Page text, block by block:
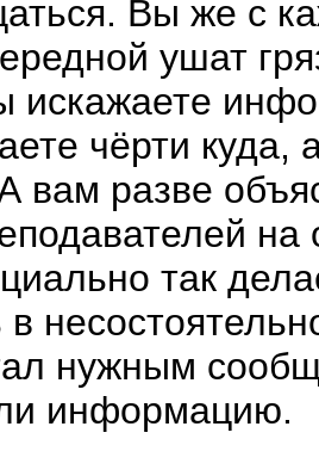
Вы же с
ушат
искажаете
чёрти куда,
вам разве
так
в
нужным
информацию.